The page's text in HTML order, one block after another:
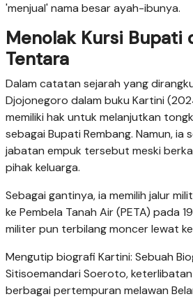
'menjual' nama besar ayah-ibunya.
Menolak Kursi Bupati
Tentara
Dalam catatan sejarah yang
Djojonegoro dalam buku Kartini
memiliki hak untuk melanjutkan
sebagai Bupati Rembang. Namun, ia
jabatan empuk tersebut meski
pihak keluarga.
Sebagai gantinya, ia memilih jalur
ke Pembela Tanah Air (PETA) pada
militer pun terbilang moncer lewat
Mengutip biografi Kartini: Sebuah
Sitisoemandari Soeroto,
berbagai pertempuran melawan